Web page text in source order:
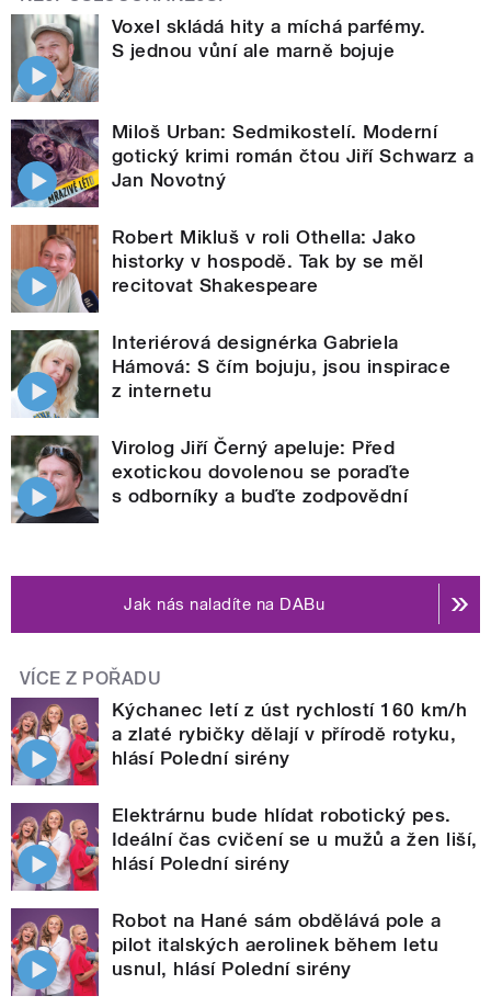
Voxel skládá hity a míchá parfémy.
S jednou vůní ale marně bojuje
Miloš Urban: Sedmikostelí. Moderní
gotický krimi román čtou Jiří Schwarz a
Jan Novotný
Robert Mikluš v roli Othella: Jako
historky v hospodě. Tak by se měl
recitovat Shakespeare
Interiérová designérka Gabriela
Hámová: S čím bojuju, jsou inspirace
z internetu
Virolog Jiří Černý apeluje: Před
exotickou dovolenou se poraďte
s odborníky a buďte zodpovědní
Jak nás naladíte na DABu
VÍCE Z POŘADU
Kýchanec letí z úst rychlostí 160 km/h
a zlaté rybičky dělají v přírodě rotyku,
hlásí Polední sirény
Elektrárnu bude hlídat robotický pes.
Ideální čas cvičení se u mužů a žen liší,
hlásí Polední sirény
Robot na Hané sám obdělává pole a
pilot italských aerolinek během letu
usnul, hlásí Polední sirény